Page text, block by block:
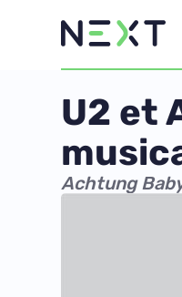
U2 et
Achtung